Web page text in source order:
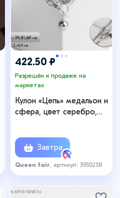
422.50 ₽
Разрешён к продаже на
маркетах
Кулон «Цепь» медальон и
сфера, цвет серебро,
Завтра
Queen fair , артикул: 3950258